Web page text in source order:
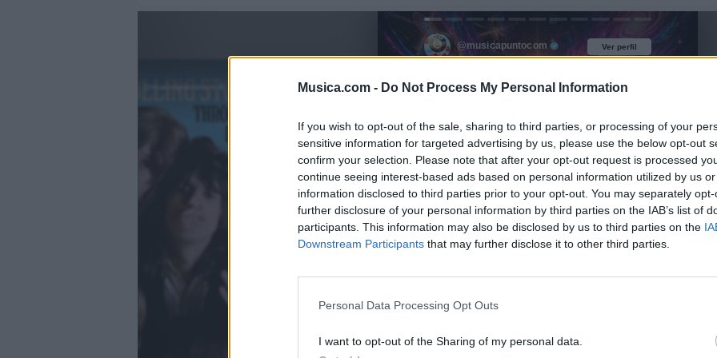
Musica.com - Do Not Process My Personal Information
If you wish to opt-out of the sale, sharing to third parties, or processing of your
sensitive information for targeted advertising by us, please use the below opt-out
confirm your selection. Please note that after your opt-out request is processed
continue seeing interest-based ads based on personal information utilized by us
information disclosed to third parties prior to your opt-out. You may separately
further disclosure of your personal information by third parties on the IAB’s list of
participants. This information may also be disclosed by us to third parties on the
Downstream Participants that may further disclose it to other third parties.
Personal Data Processing Opt Outs
I want to opt-out of the Sharing of my personal data.
Ver perfil
@musicapuntocom Ver perfil